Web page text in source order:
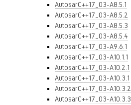
AutosarC++17_03-A8.5.1
AutosarC++17_03-A8.5.2
AutosarC++17_03-A8.5.3
AutosarC++17_03-A8.5.4
AutosarC++17_03-A9.6.1
AutosarC++17_03-A10.1.1
AutosarC++17_03-A10.2.1
AutosarC++17_03-A10.3.1
AutosarC++17_03-A10.3.2
AutosarC++17_03-A10.3.3